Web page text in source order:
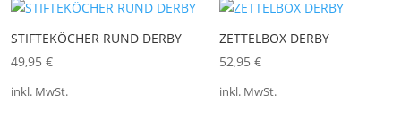
STIFTEKÖCHER RUND DERBY
49,95 €
inkl. MwSt.
ZETTELBOX DERBY
52,95 €
inkl. MwSt.